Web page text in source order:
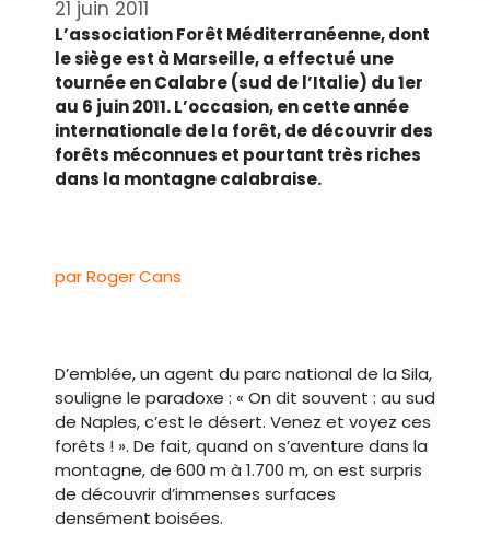
21 juin 2011
L’association Forêt Méditerranéenne, dont
le siège est à Marseille, a effectué une
tournée en Calabre (sud de l’Italie) du 1er
au 6 juin 2011. L’occasion, en cette année
internationale de la forêt, de découvrir des
forêts méconnues et pourtant très riches
dans la montagne calabraise.
par Roger Cans
D’emblée, un agent du parc national de la Sila,
souligne le paradoxe : « On dit souvent : au sud
de Naples, c’est le désert. Venez et voyez ces
forêts ! ». De fait, quand on s’aventure dans la
montagne, de 600 m à 1.700 m, on est surpris
de découvrir d’immenses surfaces
densément boisées.